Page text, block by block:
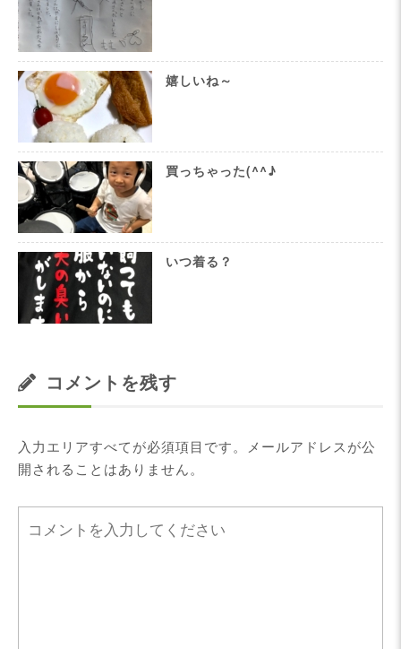
嬉しいね～
買っちゃった(^^♪
いつ着る？
コメントを残す
入力エリアすべてが必須項目です。メールアドレスが公
開されることはありません。